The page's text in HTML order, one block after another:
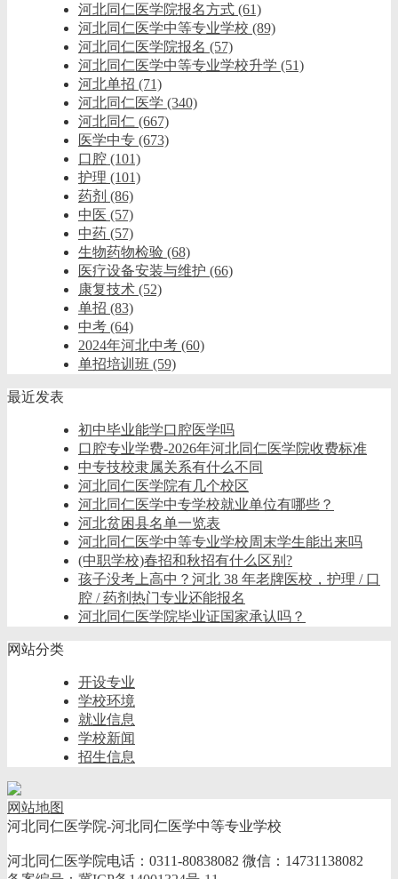
河北同仁医学院报名方式 (61)
河北同仁医学中等专业学校 (89)
河北同仁医学院报名 (57)
河北同仁医学中等专业学校升学 (51)
河北单招 (71)
河北同仁医学 (340)
河北同仁 (667)
医学中专 (673)
口腔 (101)
护理 (101)
药剂 (86)
中医 (57)
中药 (57)
生物药物检验 (68)
医疗设备安装与维护 (66)
康复技术 (52)
单招 (83)
中考 (64)
2024年河北中考 (60)
单招培训班 (59)
最近发表
初中毕业能学口腔医学吗
口腔专业学费-2026年河北同仁医学院收费标准
中专技校隶属关系有什么不同
河北同仁医学院有几个校区
河北同仁医学中专学校就业单位有哪些？
河北贫困县名单一览表
河北同仁医学中等专业学校周末学生能出来吗
(中职学校)春招和秋招有什么区别?
孩子没考上高中？河北 38 年老牌医校，护理 / 口
腔 / 药剂热门专业还能报名
河北同仁医学院毕业证国家承认吗？
网站分类
开设专业
学校环境
就业信息
学校新闻
招生信息
网站地图
河北同仁医学院-河北同仁医学中等专业学校
河北同仁医学院电话：0311-80838082 微信：14731138082